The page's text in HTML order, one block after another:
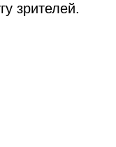
зрителей.